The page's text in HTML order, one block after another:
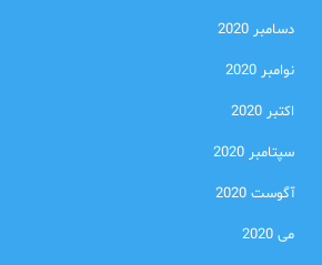
دسامبر 2020
نوامبر 2020
اکتبر 2020
سپتامبر 2020
آگوست 2020
می 2020